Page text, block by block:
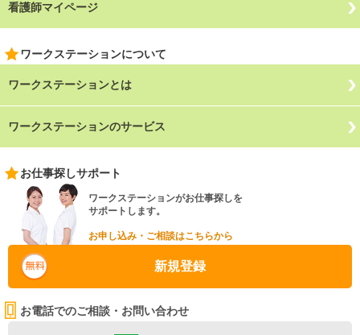
看護師マイページ
ワークステーションについて
ワークステーションとは
ワークステーションのサービス
お仕事探しサポート
ワークステーションがお仕事探しを
サポートします。
お申し込み・ご相談はこちらから
新規登録
お電話でのご相談・お問い合わせ